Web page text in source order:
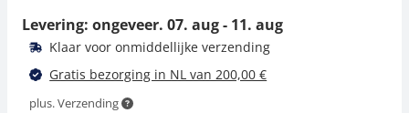
Levering: ongeveer. 07. aug - 11. aug
Klaar voor onmiddellijke verzending
Gratis bezorging in NL van 200,00 €
plus. Verzending